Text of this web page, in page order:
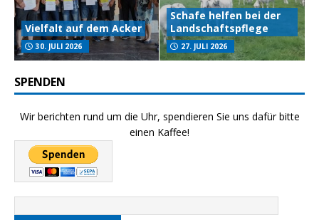
Vielfalt auf dem Acker
30. JULI 2026
Schafe helfen bei der
Landschaftspflege
27. JULI 2026
SPENDEN
Wir berichten rund um die Uhr, spendieren Sie uns dafür bitte
einen Kaffee!